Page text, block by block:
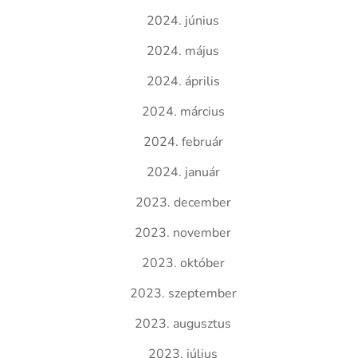
2024. június
2024. május
2024. április
2024. március
2024. február
2024. január
2023. december
2023. november
2023. október
2023. szeptember
2023. augusztus
2023. július